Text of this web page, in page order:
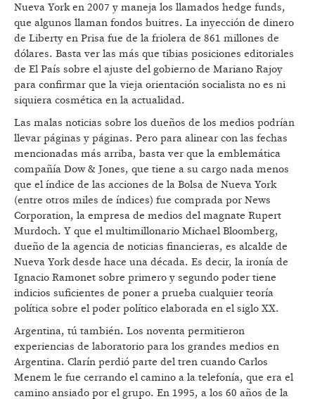
Nueva York en 2007 y maneja los llamados hedge funds,
que algunos llaman fondos buitres. La inyección de dinero
de Liberty en Prisa fue de la friolera de 861 millones de
dólares. Basta ver las más que tibias posiciones editoriales
de El País sobre el ajuste del gobierno de Mariano Rajoy
para confirmar que la vieja orientación socialista no es ni
siquiera cosmética en la actualidad.
Las malas noticias sobre los dueños de los medios podrían
llevar páginas y páginas. Pero para alinear con las fechas
mencionadas más arriba, basta ver que la emblemática
compañía Dow & Jones, que tiene a su cargo nada menos
que el índice de las acciones de la Bolsa de Nueva York
(entre otros miles de índices) fue comprada por News
Corporation, la empresa de medios del magnate Rupert
Murdoch. Y que el multimillonario Michael Bloomberg,
dueño de la agencia de noticias financieras, es alcalde de
Nueva York desde hace una década. Es decir, la ironía de
Ignacio Ramonet sobre primero y segundo poder tiene
indicios suficientes de poner a prueba cualquier teoría
política sobre el poder político elaborada en el siglo XX.
Argentina, tú también. Los noventa permitieron
experiencias de laboratorio para los grandes medios en
Argentina. Clarín perdió parte del tren cuando Carlos
Menem le fue cerrando el camino a la telefonía, que era el
camino ansiado por el grupo. En 1995, a los 60 años de la